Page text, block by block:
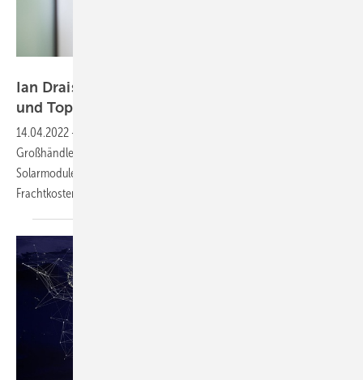
Ian Draisey von Baywa r.e.: Größere Formate
und Topcon-Zellen
14.04.2022 -
Großhändlers. Er sieht einen Technologiesprung bei den
Solarmodulen und sagt: Die Preise hängen entscheidend von den
Frachtkosten